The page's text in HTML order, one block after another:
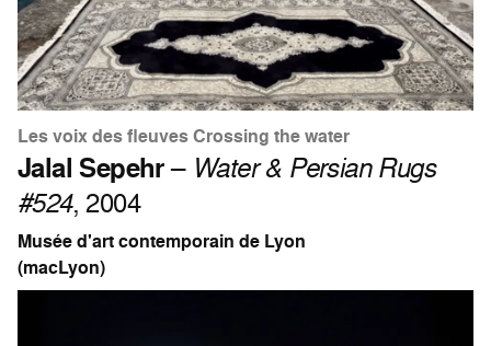
Les voix des fleuves Crossing the water
Jalal Sepehr– Water & Persian Rugs
#524, 2004
Musée d'art contemporain de Lyon
(macLyon)